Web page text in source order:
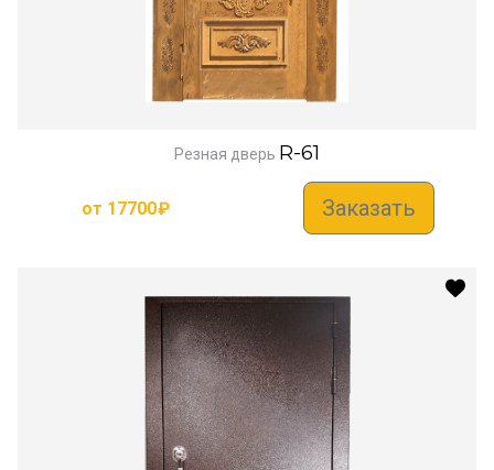
Резная дверь R-61
от 17700₽ Заказать